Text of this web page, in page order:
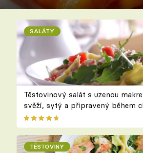
SALÁTY
Těstovinový salát s uzenou
svěží, sytý a připravený během
TĚSTOVINY